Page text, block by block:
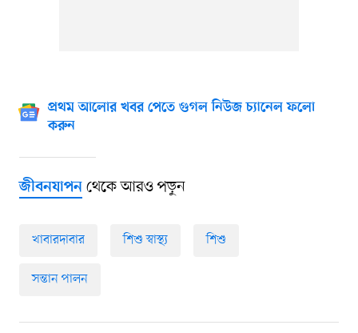
প্রথম আলোর খবর পেতে গুগল নিউজ চ্যানেল ফলো
করুন
জীবনযাপনথেকে আরও পড়ুন
খাবারদাবার শিশু স্বাস্থ্য শিশু
সন্তান পালন